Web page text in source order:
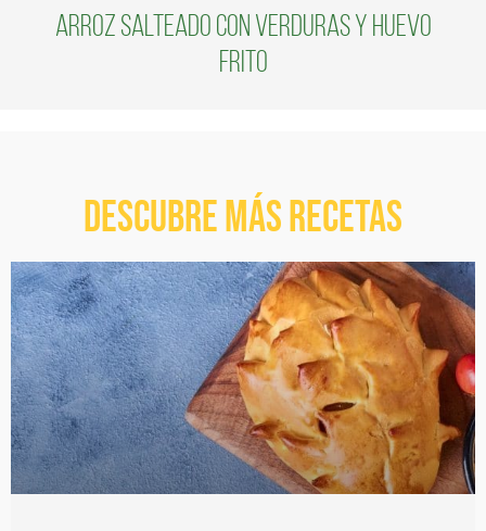
Arroz Salteado con Verduras y Huevo
Frito
Descubre más recetas